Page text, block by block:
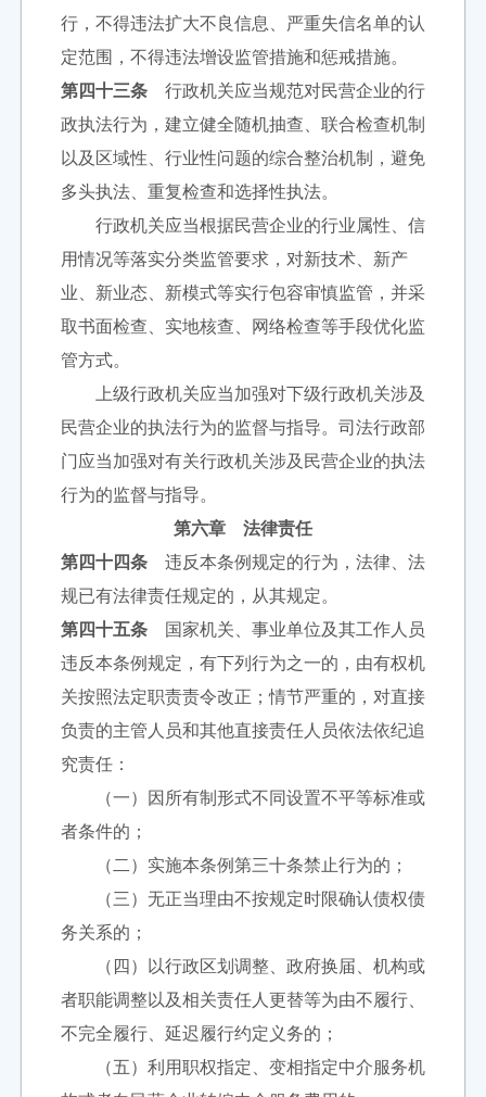
行，不得违法扩大不良信息、严重失信名单的认
定范围，不得违法增设监管措施和惩戒措施。
第四十三条 行政机关应当规范对民营企业的行
政执法行为，建立健全随机抽查、联合检查机制
以及区域性、行业性问题的综合整治机制，避免
多头执法、重复检查和选择性执法。
行政机关应当根据民营企业的行业属性、信
用情况等落实分类监管要求，对新技术、新产
业、新业态、新模式等实行包容审慎监管，并采
取书面检查、实地核查、网络检查等手段优化监
管方式。
上级行政机关应当加强对下级行政机关涉及
民营企业的执法行为的监督与指导。司法行政部
门应当加强对有关行政机关涉及民营企业的执法
行为的监督与指导。
第六章 法律责任
第四十四条 违反本条例规定的行为，法律、法
规已有法律责任规定的，从其规定。
第四十五条 国家机关、事业单位及其工作人员
违反本条例规定，有下列行为之一的，由有权机
关按照法定职责责令改正；情节严重的，对直接
负责的主管人员和其他直接责任人员依法依纪追
究责任：
（一）因所有制形式不同设置不平等标准或
者条件的；
（二）实施本条例第三十条禁止行为的；
（三）无正当理由不按规定时限确认债权债
务关系的；
（四）以行政区划调整、政府换届、机构或
者职能调整以及相关责任人更替等为由不履行、
不完全履行、延迟履行约定义务的；
（五）利用职权指定、变相指定中介服务机